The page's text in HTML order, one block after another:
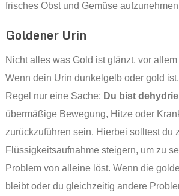
frisches Obst und Gemüse
Goldener Urin
Nicht alles was Gold ist glänzt, vor
Wenn dein Urin dunkelgelb oder gold
Regel nur eine Sache: Du bist
übermäßige Bewegung, Hitze oder
zurückzuführen sein. Hierbei solltest du
Flüssigkeitsaufnahme steigern, um zu
Problem von alleine löst. Wenn die
bleibt oder du gleichzeitig andere